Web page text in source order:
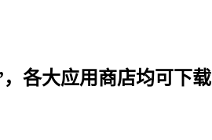
各大应用商店均可下载